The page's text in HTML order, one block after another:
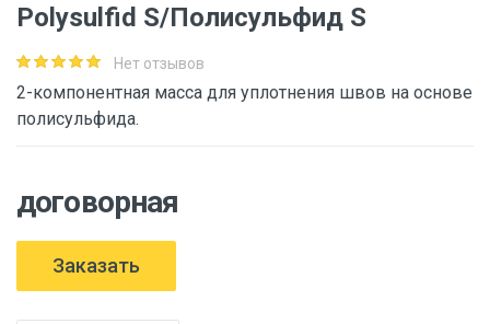
Polysulfid S/Полисульфид S
Нет отзывов
2-компонентная масса для уплотнения швов на основе
полисульфида.
договорная
Заказать